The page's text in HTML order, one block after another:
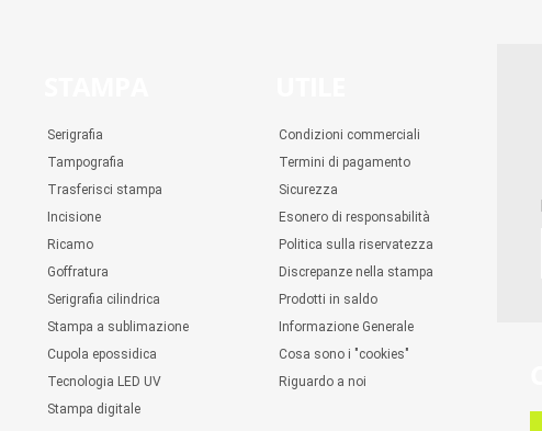
Serigrafia
Tampografia
Trasferisci stampa
Incisione
Ricamo
Goffratura
Serigrafia cilindrica
Stampa a sublimazione
Cupola epossidica
Tecnologia LED UV
Stampa digitale
Condizioni commerciali
Termini di pagamento
Sicurezza
Esonero di responsabilità
Politica sulla riservatezza
Discrepanze nella stampa
Prodotti in saldo
Informazione Generale
Cosa sono i "cookies"
Riguardo a noi